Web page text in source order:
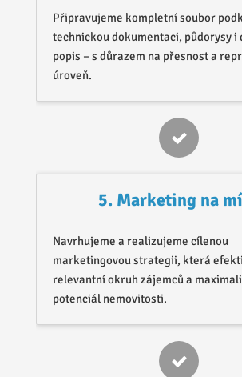
Připravujeme kompletní soubor
technickou dokumentaci, půdorysy i
popis – s důrazem na přesnost a
úroveň.
5. Marketing na
Navrhujeme a realizujeme cílenou
marketingovou strategii, která
relevantní okruh zájemců a
potenciál nemovitosti.